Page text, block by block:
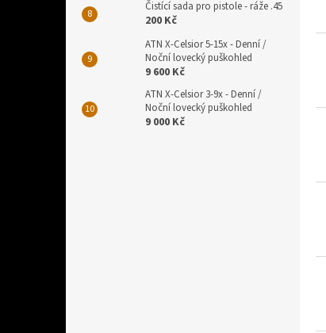
Čistící sada pro pistole - ráže .45
200 Kč
ATN X-Celsior 5-15x - Denní /
Noční lovecký puškohled
9 600 Kč
ATN X-Celsior 3-9x - Denní /
Noční lovecký puškohled
9 000 Kč